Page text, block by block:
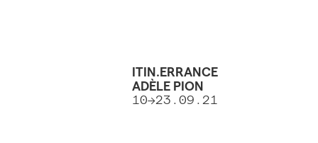
ITIN.ERRANCE
ADÈLE PION
10→23.09.21